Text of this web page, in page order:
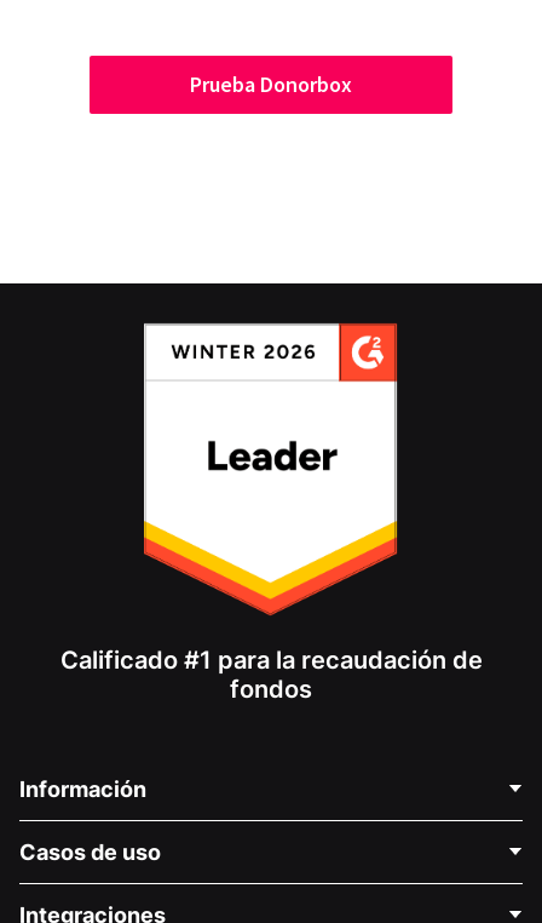
Prueba Donorbox
Calificado #1 para la recaudación de
fondos
Información
Acerca de nosotros
Casos de uso
Integraciones